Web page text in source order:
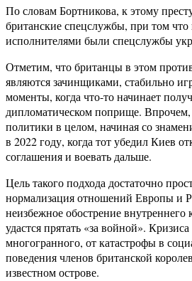
По словам Бортникова, к этому
британские спецслужбы, при том
исполнителями были спецслужбы
Отметим, что британцы в этом
являются зачинщиками, стабильно
моменты, когда что-то начинает
дипломатическом поприще. Впрочем,
политики в целом, начиная со
в 2022 году, когда тот убедил Киев
соглашения и воевать дальше.
Цель такого подхода достаточно
нормализация отношений Европы и
неизбежное обострение внутреннего
удастся прятать «за войной».
многогранного, от катастрофы в
поведения членов британской
известном острове.